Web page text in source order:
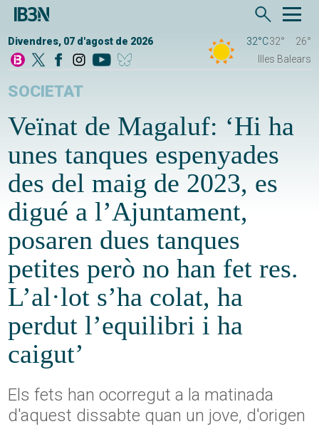
Divendres, 07 d'agost de 2026 32°C32°
26°
Illes Balears
SOCIETAT
Veïnat de Magaluf: ‘Hi ha
unes tanques espenyades
des del maig de 2023, es
digué a l’Ajuntament,
posaren dues tanques
petites però no han fet res.
L’al·lot s’ha colat, ha
perdut l’equilibri i ha
caigut’
Els fets han ocorregut a la matinada
d'aquest dissabte quan un jove, d'origen